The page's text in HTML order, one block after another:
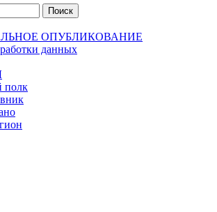
ОПУБЛИКОВАНИЕ
данных
полк